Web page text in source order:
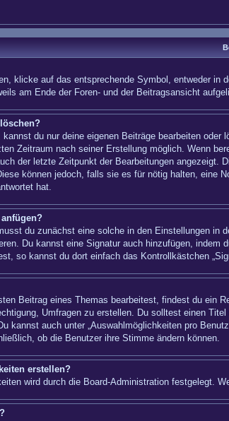
klicke auf das entsprechende Symbol, entweder
am Ende der Foren- und der Beitragsansicht
du nur deine eigenen Beiträge bearbeiten
Zeitraum nach seiner Erstellung möglich. Wenn
der letzte Zeitpunkt der Bearbeitungen
können jedoch, falls sie es für nötig halten,
hat.
du zunächst eine solche in den Einstellungen
Du kannst eine Signatur auch hinzufügen,
so kannst du dort einfach das Kontrollkästchen
Beitrag eines Themas bearbeitest, findest du ein
Umfragen zu erstellen. Du solltest einen
kannst auch unter „Auswahlmöglichkeiten pro
ob die Benutzer ihre Stimme ändern können.
erstellen?
wird durch die Board-Administration festgelegt.